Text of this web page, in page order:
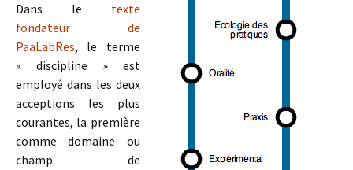
Dans le texte
fondateur de
PaaLabRes, le terme
« discipline » est
employé dans les deux
acceptions les plus
courantes, la première
comme domaine ou
champ de